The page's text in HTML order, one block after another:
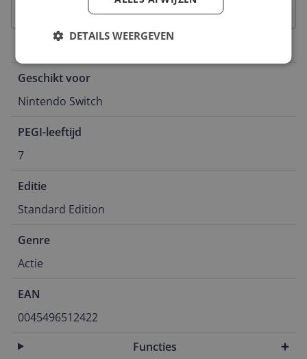
Geschikt voor
Nintendo Switch
PEGI-leeftijd
7
Editie
Standard Edition
Genre
Actie
EAN
0045496512422
Functies
DETAILS WEERGEVEN